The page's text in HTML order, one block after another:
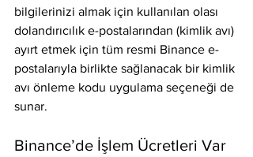
bilgilerinizi almak için kullanılan olası
dolandırıcılık e-postalarından (kimlik avı)
ayırt etmek için tüm resmi Binance e-
postalarıyla birlikte sağlanacak bir kimlik
avı önleme kodu uygulama seçeneği de
sunar.
Binance’de İşlem Ücretleri Var